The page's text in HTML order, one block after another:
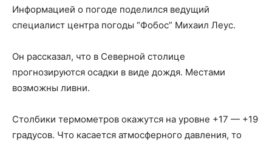
Информацией о погоде поделился ведущий
специалист центра погоды “Фобос” Михаил Леус.
Он рассказал, что в Северной столице
прогнозируются осадки в виде дождя. Местами
возможны ливни.
Столбики термометров окажутся на уровне +17 — +19
градусов. Что касается атмосферного давления, то